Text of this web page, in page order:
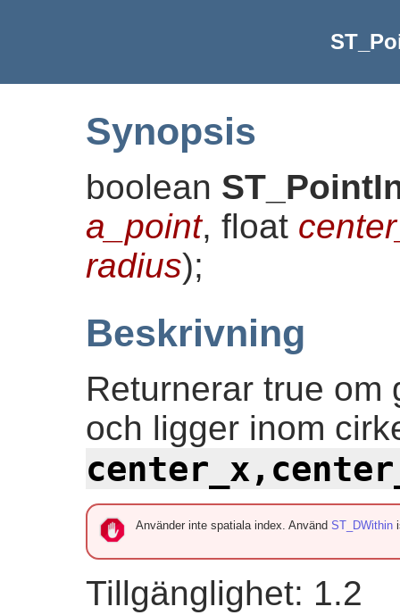
Synopsis
boolean
a_point, float
radius);
Beskrivning
Returnerar true om
och ligger inom
center_x
Använder inte spatiala index. AnvändST_DWithin
Tillgänglighet: 1.2